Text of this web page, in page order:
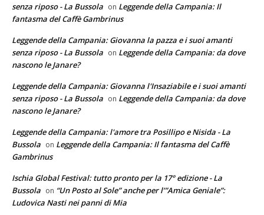
senza riposo - La Bussola on Leggende della Campania: Il
fantasma del Caffè Gambrinus
Leggende della Campania: Giovanna la pazza e i suoi amanti
senza riposo - La Bussola on Leggende della Campania: da dove
nascono le Janare?
Leggende della Campania: Giovanna l'Insaziabile e i suoi amanti
senza riposo - La Bussola on Leggende della Campania: da dove
nascono le Janare?
Leggende della Campania: l'amore tra Posillipo e Nisida - La
Bussola on Leggende della Campania: Il fantasma del Caffè
Gambrinus
Ischia Global Festival: tutto pronto per la 17° edizione - La
Bussola on “Un Posto al Sole” anche per l’”Amica Geniale”:
Ludovica Nasti nei panni di Mia